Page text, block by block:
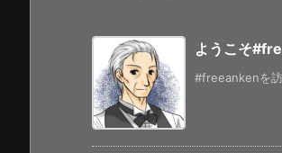
ようこそ
#freeankenを